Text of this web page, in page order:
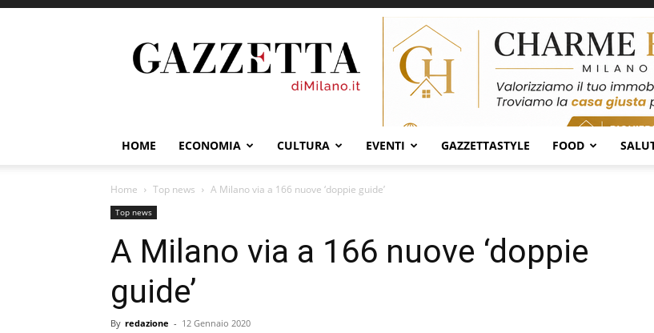
HOME ECONOMIA CULTURA EVENTI GAZZETTASTYLE FOOD
Home Top news A Milano via a 166 nuove ‘doppie guide’
Top news
A Milano via a 166 nuove ‘doppie
guide’
By redazione - 12 Gennaio 2020